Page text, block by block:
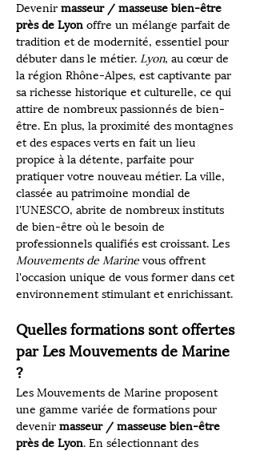
Devenir masseur / masseuse bien-être
près de Lyon offre un mélange parfait de
tradition et de modernité, essentiel pour
débuter dans le métier. Lyon, au cœur de
la région Rhône-Alpes, est captivante par
sa richesse historique et culturelle, ce qui
attire de nombreux passionnés de bien-
être. En plus, la proximité des montagnes
et des espaces verts en fait un lieu
propice à la détente, parfaite pour
pratiquer votre nouveau métier. La ville,
classée au patrimoine mondial de
l'UNESCO, abrite de nombreux instituts
de bien-être où le besoin de
professionnels qualifiés est croissant. Les
Mouvements de Marine vous offrent
l'occasion unique de vous former dans cet
environnement stimulant et enrichissant.
Quelles formations sont offertes
par Les Mouvements de Marine
?
Les Mouvements de Marine proposent
une gamme variée de formations pour
devenir masseur / masseuse bien-être
près de Lyon. En sélectionnant des